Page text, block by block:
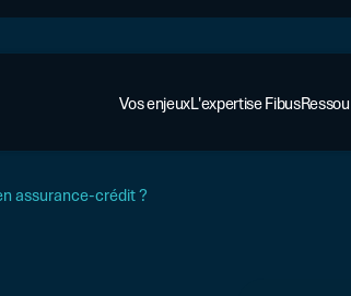
Vos enjeuxL'expertise Fibus
assurance-crédit ?